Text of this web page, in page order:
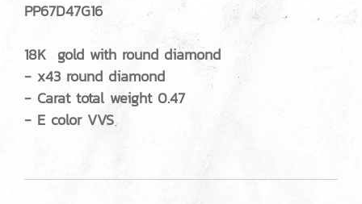
PP67D47G16
18K gold with round diamond
- x43 round diamond
- Carat total weight 0.47
- E color VVS